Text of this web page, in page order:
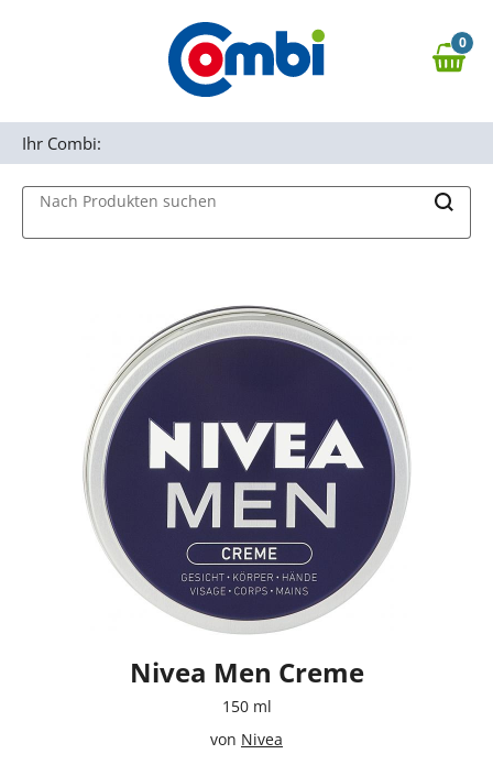
Zur Navigation springen
0,00 €
0
Nach Produkten suchen
Ihr Combi:
Nivea Men Creme
150 ml
von Nivea